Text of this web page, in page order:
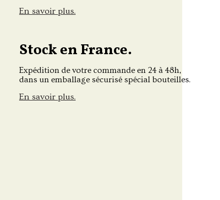
En savoir plus.
Stock en France.
Expédition de votre commande en 24 à 48h,
dans un emballage sécurisé spécial bouteilles.
En savoir plus.